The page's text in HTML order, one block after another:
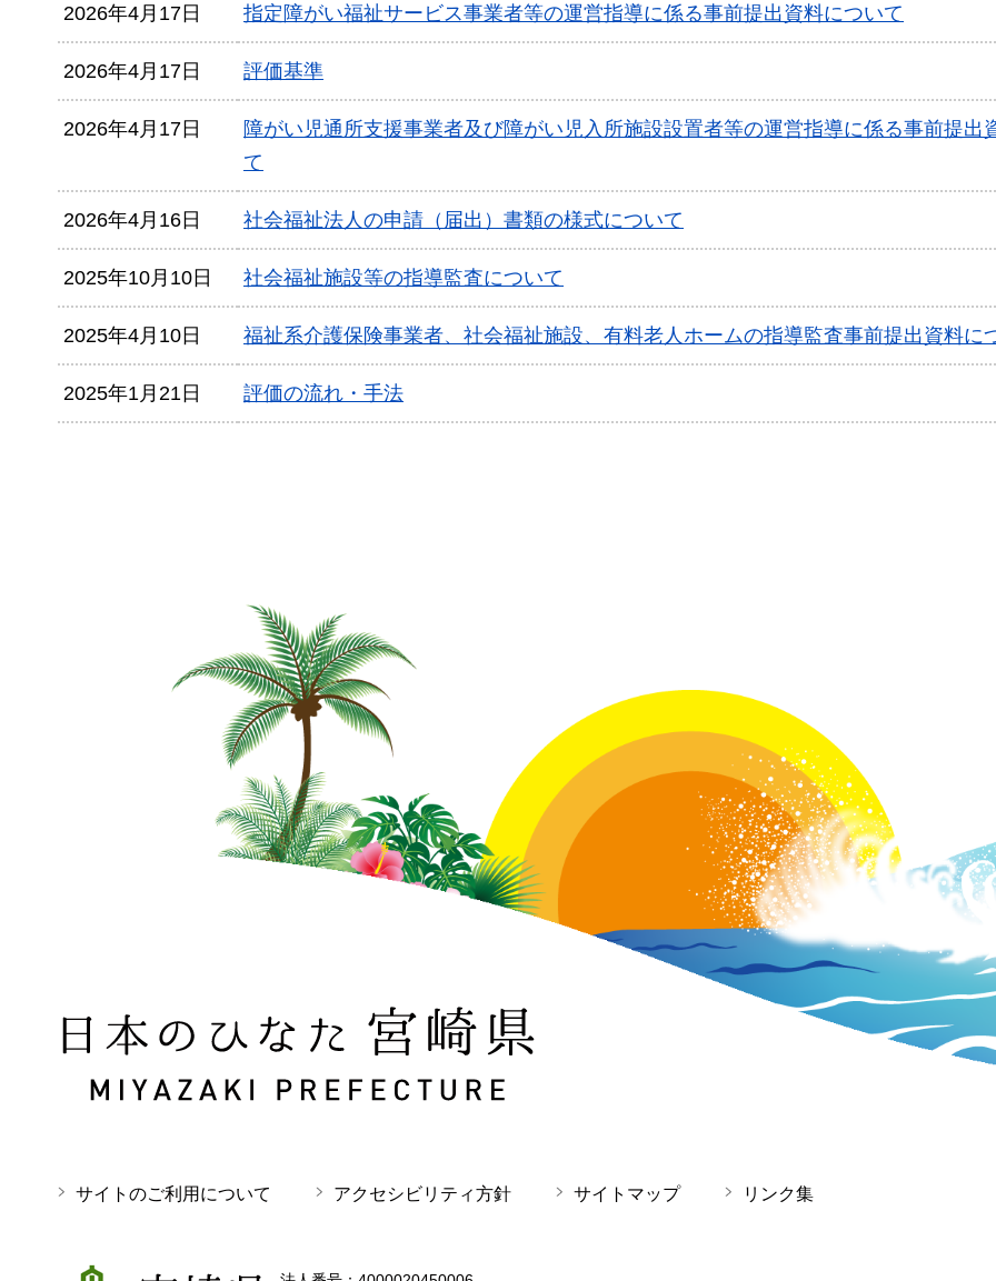
2026年4月17日 指定障がい福祉サービス事業者等の運営指導に係る事前提出資料について
2026年4月17日 評価基準
2026年4月17日
障がい児通所支援事業者及び障がい児入所施設設置者等の運営指導に係る事前提出
て
2026年4月16日 社会福祉法人の申請（届出）書類の様式について
2025年10月10日 社会福祉施設等の指導監査について
2025年4月10日 福祉系介護保険事業者、社会福祉施設、有料老人ホームの指導監査事前提出資料に
2025年1月21日 評価の流れ・手法
日本のひなた 宮崎県 MIYAZAKI PREFECTURE
サイトのご利用について アクセシビリティ方針 サイトマップ リンク集